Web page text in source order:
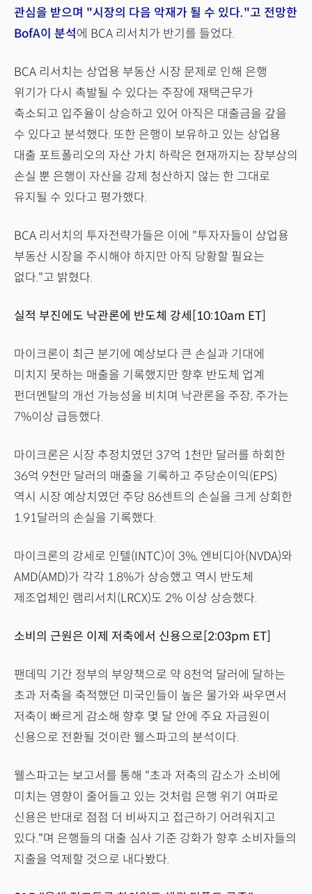
관심을 받으며 "시장의 다음 악재가 될 수 있다."고 전망한
BofA이 분석에 BCA 리서치가 반기를 들었다.
BCA 리서치는 상업용 부동산 시장 문제로 인해 은행
위기가 다시 촉발될 수 있다는 주장에 재택근무가
축소되고 입주율이 상승하고 있어 아직은 대출금을 갚을
수 있다고 분석했다. 또한 은행이 보유하고 있는 상업용
대출 포트폴리오의 자산 가치 하락은 현재까지는 장부상의
손실 뿐 은행이 자산을 강제 청산하지 않는 한 그대로
유지될 수 있다고 평가했다.
BCA 리서치의 투자전략가들은 이에 "투자자들이 상업용
부동산 시장을 주시해야 하지만 아직 당황할 필요는
없다."고 밝혔다.
실적 부진에도 낙관론에 반도체 강세[10:10am ET]
마이크론이 최근 분기에 예상보다 큰 손실과 기대에
미치지 못하는 매출을 기록했지만 향후 반도체 업계
펀더멘탈의 개선 가능성을 비치며 낙관론을 주장, 주가는
7%이상 급등했다.
마이크론은 시장 추정치였던 37억 1천만 달러를 하회한
36억 9천만 달러의 매출을 기록하고 주당순이익(EPS)
역시 시장 예상치였던 주당 86센트의 손실을 크게 상회한
1.91달러의 손실을 기록했다.
마이크론의 강세로 인텔(INTC)이 3%, 엔비디아(NVDA)와
AMD(AMD)가 각각 1.8%가 상승했고 역시 반도체
제조업체인 램리서치(LRCX)도 2% 이상 상승했다.
소비의 근원은 이제 저축에서 신용으로[2:03pm ET]
팬데믹 기간 정부의 부양책으로 약 8천억 달러에 달하는
초과 저축을 축적했던 미국인들이 높은 물가와 싸우면서
저축이 빠르게 감소해 향후 몇 달 안에 주요 자금원이
신용으로 전환될 것이란 웰스파고의 분석이다.
웰스파고는 보고서를 통해 "초과 저축의 감소가 소비에
미치는 영향이 줄어들고 있는 것처럼 은행 위기 여파로
신용은 반대로 점점 더 비싸지고 접근하기 어려워지고
있다."며 은행들의 대출 심사 기준 강화가 향후 소비자들의
지출을 억제할 것으로 내다봤다.